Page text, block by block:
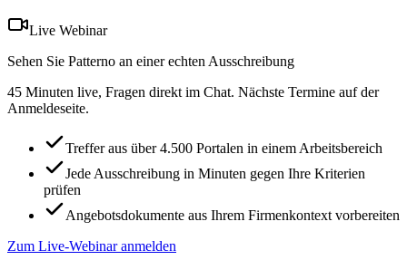
Live Webinar
Sehen Sie Patterno an einer echten Ausschreibung
45 Minuten live, Fragen direkt im Chat. Nächste Termine auf der
Anmeldeseite.
Treffer aus über 4.500 Portalen in einem Arbeitsbereich
Jede Ausschreibung in Minuten gegen Ihre Kriterien
prüfen
Angebotsdokumente aus Ihrem Firmenkontext vorbereiten
Zum Live-Webinar anmelden